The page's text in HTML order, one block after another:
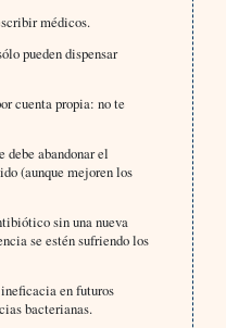
médicos.
pueden dispensar
cuenta propia: no te
abandonar el
(aunque mejo­ren los
sin una nueva
se estén sufriendo los
en futuros
bacterianas.